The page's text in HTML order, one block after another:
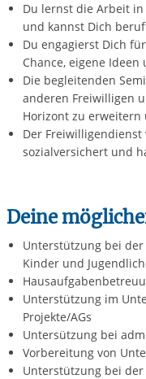
Du lernst die Arbeit
und kannst Dich
Du engagierst Dich
Chance, eigene
Die begleitenden
anderen Freiwilligen
Horizont zu erweitern
Der
sozialversichert und
Deine
Unterstützung bei
Kinder und
Unterstützung im
Projekte/AGs
Untersützung bei
Vorbereitung von
Unterstützung bei